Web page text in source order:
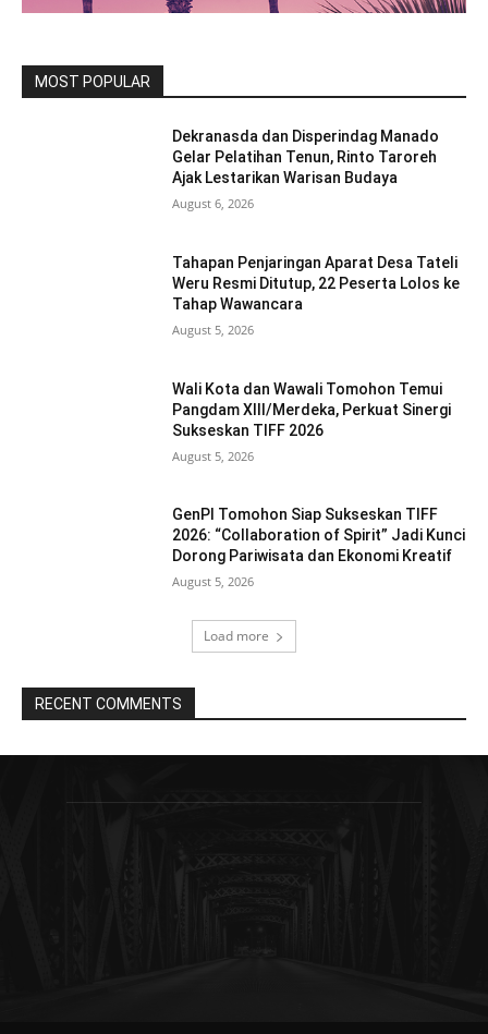
MOST POPULAR
Dekranasda dan Disperindag Manado
Gelar Pelatihan Tenun, Rinto Taroreh
Ajak Lestarikan Warisan Budaya
August 6, 2026
Tahapan Penjaringan Aparat Desa Tateli
Weru Resmi Ditutup, 22 Peserta Lolos ke
Tahap Wawancara
August 5, 2026
Wali Kota dan Wawali Tomohon Temui
Pangdam XIII/Merdeka, Perkuat Sinergi
Sukseskan TIFF 2026
August 5, 2026
GenPI Tomohon Siap Sukseskan TIFF
2026: “Collaboration of Spirit” Jadi Kunci
Dorong Pariwisata dan Ekonomi Kreatif
August 5, 2026
Load more
RECENT COMMENTS